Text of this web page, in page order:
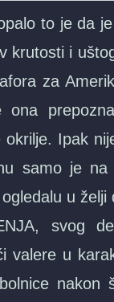
to je da
krutosti i
za
Ipak
samo je
u
svog
valere u